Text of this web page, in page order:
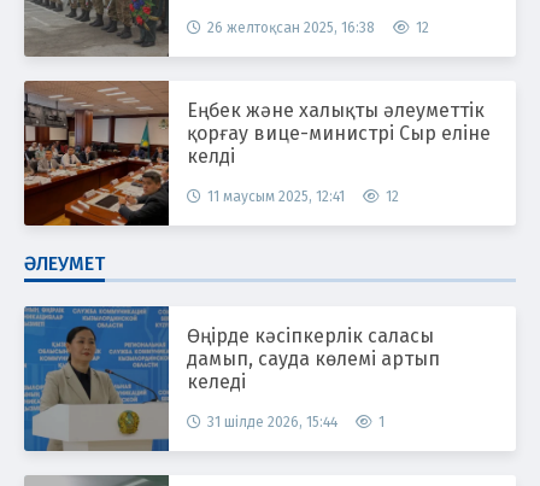
26 желтоқсан 2025, 16:38 12
Еңбек және халықты әлеуметтік
қорғау вице-министрі Сыр еліне
келді
11 маусым 2025, 12:41 12
ӘЛЕУМЕТ
Өңірде кәсіпкерлік саласы
дамып, сауда көлемі артып
келеді
31 шілде 2026, 15:44 1